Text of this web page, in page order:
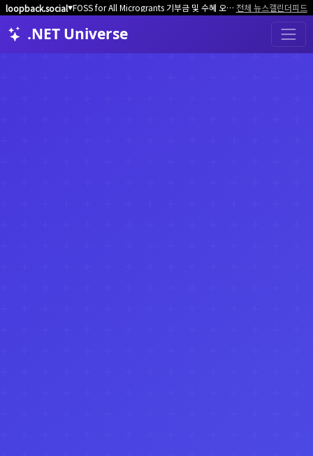
loopback.social▼ FOSS for All Microgrants 기부금 및 수혜 오픈소스 프로젝트/커뮤니티 모집 전체 뉴스캘린더피드
.NET Universe